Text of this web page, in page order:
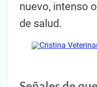
nuevo, intenso
de salud.